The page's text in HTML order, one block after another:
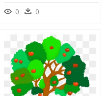
0 0